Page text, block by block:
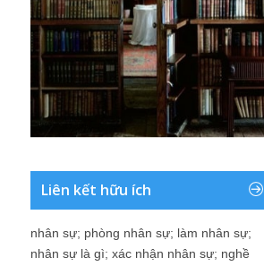
Liên kết hữu ích
nhân sự; phòng nhân sự; làm nhân sự;
nhân sự là gì; xác nhận nhân sự; nghề